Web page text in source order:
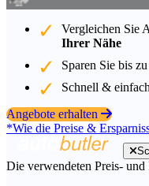
Vergleichen Sie
Ihrer Nähe
Sparen Sie bis zu
Schnell & einfach
Angebote erhalten
*Wie die Preise &
Die verwendeten Preis- und